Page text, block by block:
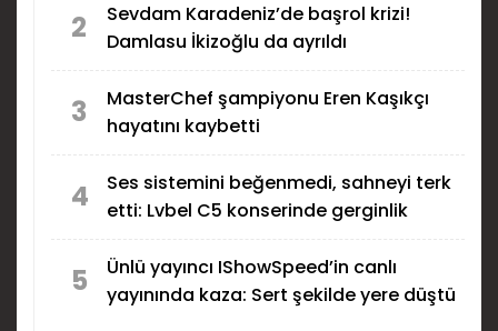
2
Sevdam Karadeniz’de başrol krizi!
Damlasu İkizoğlu da ayrıldı
3
MasterChef şampiyonu Eren Kaşıkçı
hayatını kaybetti
4
Ses sistemini beğenmedi, sahneyi terk
etti: Lvbel C5 konserinde gerginlik
5
Ünlü yayıncı IShowSpeed’in canlı
yayınında kaza: Sert şekilde yere düştü